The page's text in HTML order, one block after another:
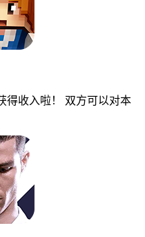
收入啦！ 双方可以对本